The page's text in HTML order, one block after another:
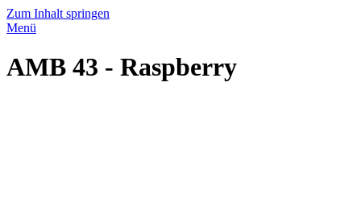
Zum Inhalt springen
Menü
AMB 43 - Raspberry